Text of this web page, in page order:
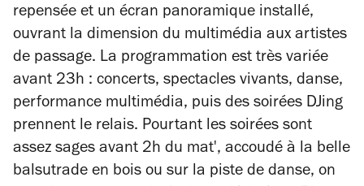
repensée et un écran panoramique installé,
ouvrant la dimension du multimédia aux artistes
de passage. La programmation est très variée
avant 23h : concerts, spectacles vivants, danse,
performance multimédia, puis des soirées DJing
prennent le relais. Pourtant les soirées sont
assez sages avant 2h du mat', accoudé à la belle
balsutrade en bois ou sur la piste de danse, on